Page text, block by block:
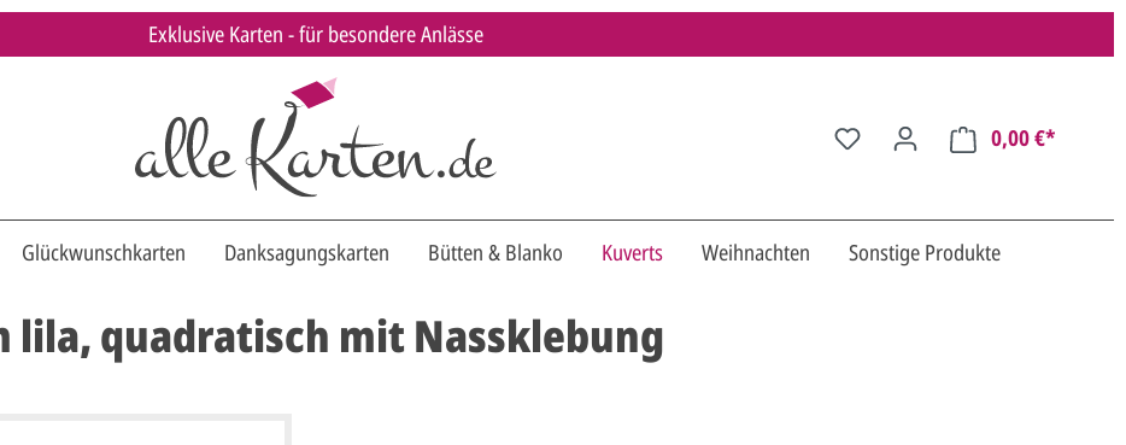
Exklusive Karten - für besondere Anlässe
0,00 €*
Glückwunschkarten Danksagungskarten Bütten & Blanko Kuverts Weihnachten Sonstige Produkte
lila, quadratisch mit Nassklebung